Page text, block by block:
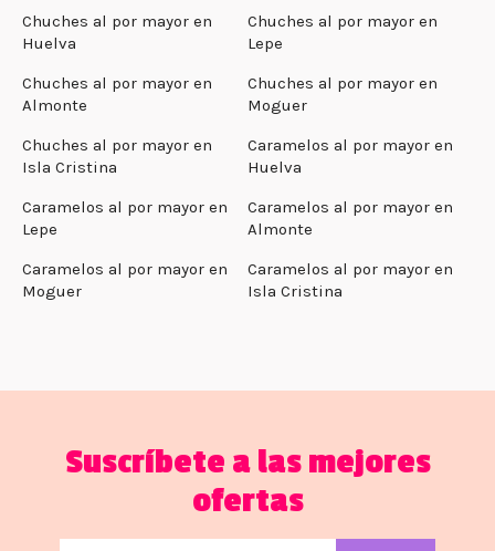
Chuches al por mayor en
Huelva
Chuches al por mayor en
Lepe
Chuches al por mayor en
Almonte
Chuches al por mayor en
Moguer
Chuches al por mayor en
Isla Cristina
Caramelos al por mayor en
Huelva
Caramelos al por mayor en
Lepe
Caramelos al por mayor en
Almonte
Caramelos al por mayor en
Moguer
Caramelos al por mayor en
Isla Cristina
Suscríbete a las mejores
ofertas